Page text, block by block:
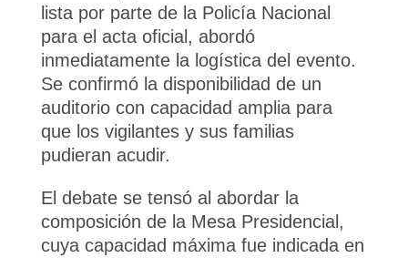
lista por parte de la Policía Nacional
para el acta oficial, abordó
inmediatamente la logística del evento.
Se confirmó la disponibilidad de un
auditorio con capacidad amplia para
que los vigilantes y sus familias
pudieran acudir.
El debate se tensó al abordar la
composición de la Mesa Presidencial,
cuya capacidad máxima fue indicada en